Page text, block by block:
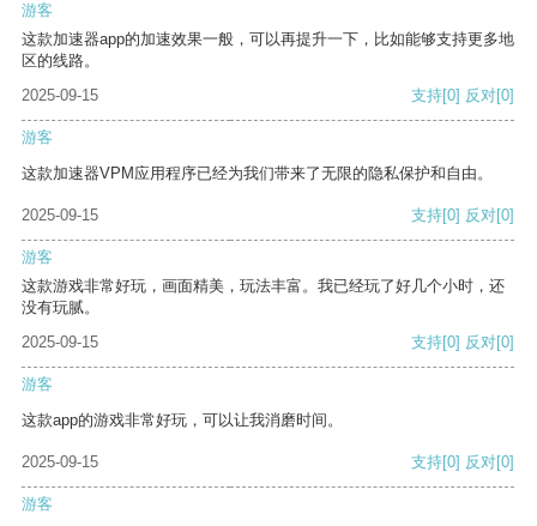
游客
这款加速器app的加速效果一般，可以再提升一下，比如能够支持更多地
区的线路。
2025-09-15
支持[0] 反对[0]
游客
这款加速器VPM应用程序已经为我们带来了无限的隐私保护和自由。
2025-09-15 支持[0] 反对[0]
游客
这款游戏非常好玩，画面精美，玩法丰富。我已经玩了好几个小时，还
没有玩腻。
2025-09-15
支持[0] 反对[0]
游客
这款app的游戏非常好玩，可以让我消磨时间。
2025-09-15 支持[0] 反对[0]
游客